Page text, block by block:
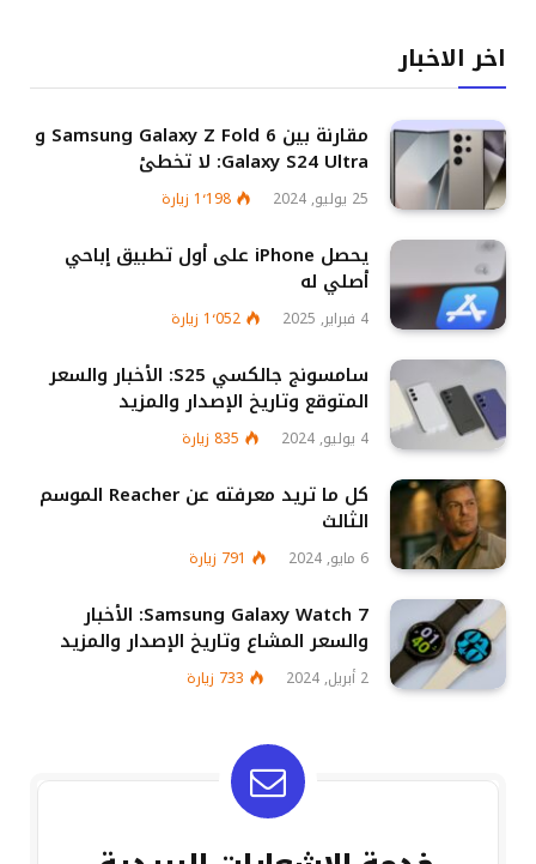
اخر الاخبار
مقارنة بين Samsung Galaxy Z Fold 6 و
Galaxy S24 Ultra: لا تخطئ
25 يوليو, 2024 1٬198 زيارة
يحصل iPhone على أول تطبيق إباحي
أصلي له
4 فبراير, 2025 1٬052 زيارة
سامسونج جالكسي S25: الأخبار والسعر
المتوقع وتاريخ الإصدار والمزيد
4 يوليو, 2024 835 زيارة
كل ما تريد معرفته عن Reacher الموسم
الثالث
6 مايو, 2024 791 زيارة
Samsung Galaxy Watch 7: الأخبار
والسعر المشاع وتاريخ الإصدار والمزيد
2 أبريل, 2024 733 زيارة